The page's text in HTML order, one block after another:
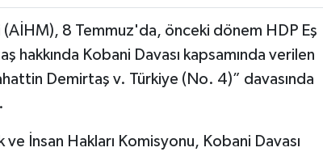
(AİHM), 8 Temmuz'da, önceki dönem HDP Eş
hakkında Kobani Davası kapsamında verilen
Demirtaş v. Türkiye (No. 4)” davasında
ve İnsan Hakları Komisyonu, Kobani Davası